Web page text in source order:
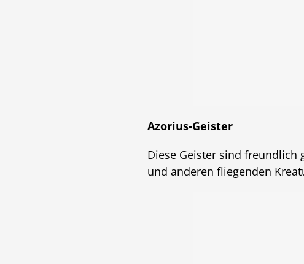
Azorius-Geister
Diese Geister sind freundlich
und anderen fliegenden